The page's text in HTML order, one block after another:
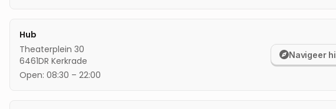
Hub
Theaterplein 30
6461DR Kerkrade
Open: 08:30 – 22:00
Navigeer